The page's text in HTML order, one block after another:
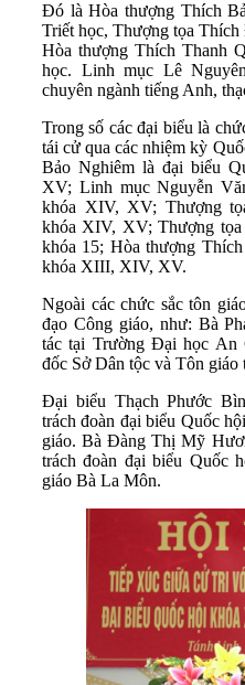
Đó là Hòa thượng Thích
Triết học, Thượng tọa
Hòa thượng Thích Thanh
học. Linh mục Lê
chuyên ngành tiếng Anh,
Trong số các đại biểu là
tái cử qua các nhiệm kỳ
Bảo Nghiêm là đại biểu
XV; Linh mục Nguyễn
khóa XIV, XV; Thượng
khóa XIV, XV; Thượng
khóa 15; Hòa thượng
khóa XIII, XIV, XV.
Ngoài các chức sắc tôn
đạo Công giáo, như: Bà
tác tại Trường Đại học An
đốc Sở Dân tộc và Tôn
Đại biểu Thạch Phước
trách đoàn đại biểu Quốc
giáo. Bà Đàng Thị Mỹ
trách đoàn đại biểu Quốc
giáo Bà La Môn.